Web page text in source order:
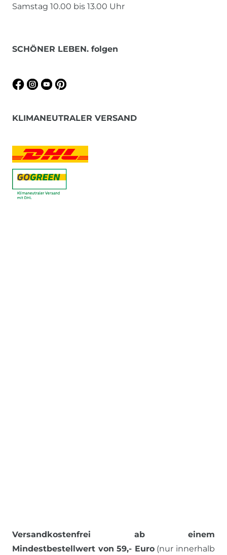
Samstag 10.00 bis 13.00 Uhr
SCHÖNER LEBEN. folgen
KLIMANEUTRALER VERSAND
Versandkostenfrei ab einem
Mindestbestellwert von 59,- Euro(nur innerhalb